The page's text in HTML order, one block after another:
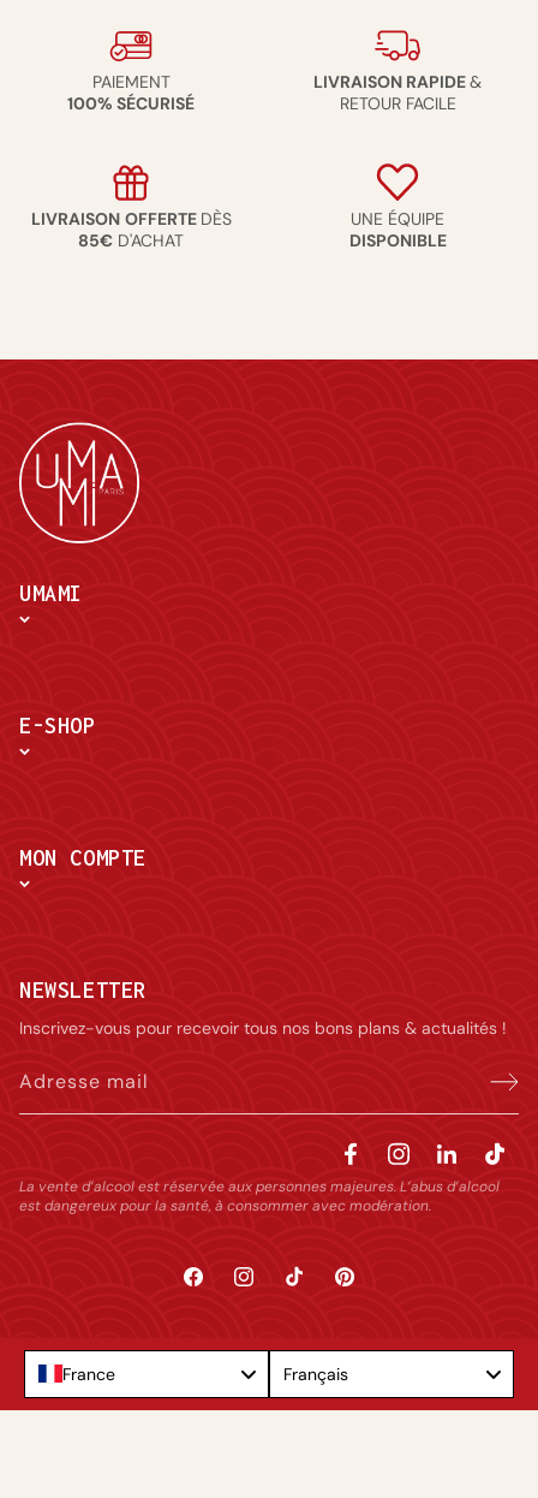
PAIEMENT
100% SÉCURISÉ
LIVRAISON RAPIDE&
RETOUR FACILE
LIVRAISON OFFERTE DÈS
85€ D'ACHAT
UNE ÉQUIPE
DISPONIBLE
UMAMI
E-SHOP
MON COMPTE
NEWSLETTER
Inscrivez-vous pour recevoir tous nos bons plans & actualités !
Adresse mail
La vente d’alcool est réservée aux personnes majeures. L’abus d’alcool
est dangereux pour la santé, à consommer avec modération.
FacebookInstagramTikTok Pinterest
France Français